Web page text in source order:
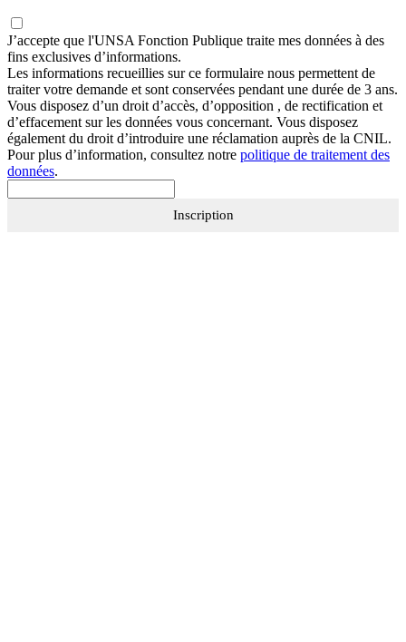
J’accepte que l'UNSA Fonction Publique traite mes données à des
fins exclusives d’informations.
Les informations recueillies sur ce formulaire nous permettent de
traiter votre demande et sont conservées pendant une durée de 3 ans.
Vous disposez d’un droit d’accès, d’opposition , de rectification et
d’effacement sur les données vous concernant. Vous disposez
également du droit d’introduire une réclamation auprès de la CNIL.
Pour plus d’information, consultez notre politique de traitement des
données.
Inscription